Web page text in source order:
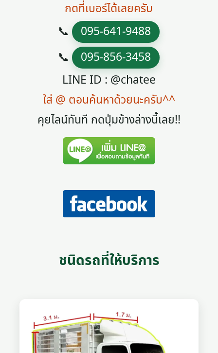
กดที่เบอร์ได้เลยครับ
📞 095-641-9488
📞 095-856-3458
LINE ID : @chatee
ใส่ @ ตอนค้นหาด้วยนะครับ^^
คุยไลน์ทันที กดปุ่มข้างล่างนี้เลย!!
ชนิดรถที่ให้บริการ